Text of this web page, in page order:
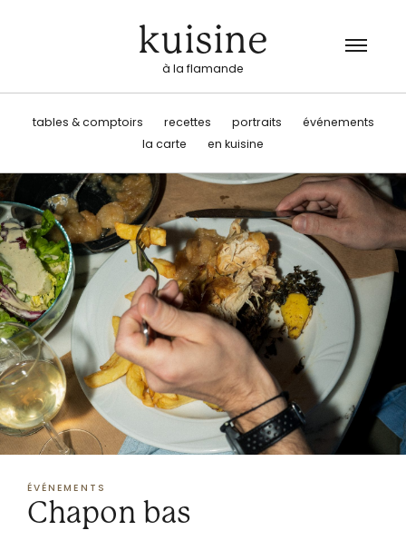
kuisine
à la flamande
tables & comptoirs recettes portraits
événements
la carte
en kuisine
ÉVÉNEMENTS
Chapon bas